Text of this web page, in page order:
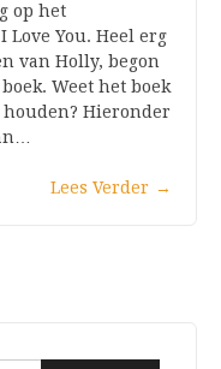
op het
Love You. Heel erg
van Holly, begon
Weet het boek
Hieronder
Lees Verder →